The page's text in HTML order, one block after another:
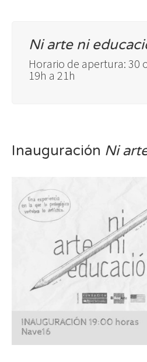
Ni arte ni
Horario de apertura: 30
19h a 21h
Inauguración Ni